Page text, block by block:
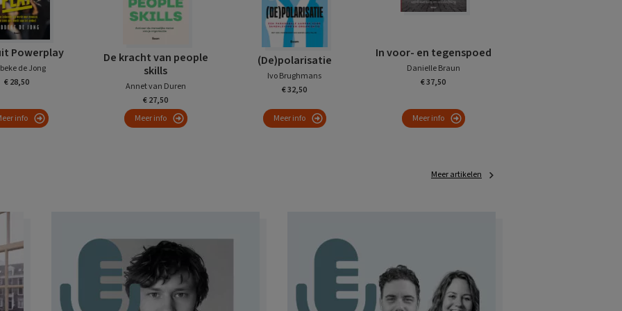
Powerplay
de Jong
€ 28,50
info
De kracht van people
skills
Annet van Duren
€ 27,50
Meer info
(De)polarisatie
Ivo Brughmans
€ 32,50
Meer info
In voor- en tegenspoed
Danielle Braun
€ 37,50
Meer info
Meer artikelen